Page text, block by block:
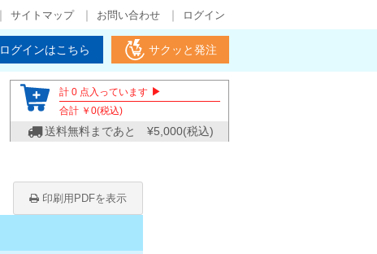
サイトマップ お問い合わせ ログイン
ログインはこちら サクッと発注
計 0 点入っています ▶
合計 ￥ 0(税込)
送料無料まであと ¥5,000(税込)
印刷用PDFを表示